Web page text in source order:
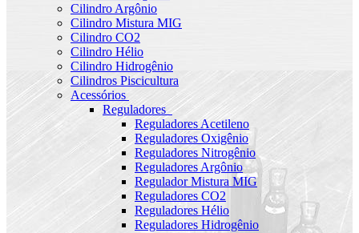
Cilindro Argônio
Cilindro Mistura MIG
Cilindro CO2
Cilindro Hélio
Cilindro Hidrogênio
Cilindros Piscicultura
Acessórios
Reguladores
Reguladores Acetileno
Reguladores Oxigênio
Reguladores Nitrogênio
Reguladores Argônio
Regulador Mistura MIG
Reguladores CO2
Reguladores Hélio
Reguladores Hidrogênio